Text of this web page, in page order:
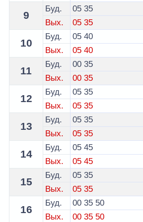
9
Буд. 05 35
Вых.
05 35
10
Буд. 05 40
Вых.
05 40
11
Буд. 00 35
Вых.
00 35
12
Буд. 05 35
Вых.
05 35
13
Буд. 05 35
Вых.
05 35
14
Буд. 05 45
Вых.
05 45
15
Буд. 05 35
Вых.
05 35
16
Буд. 00 35 50
Вых.
00 35 50